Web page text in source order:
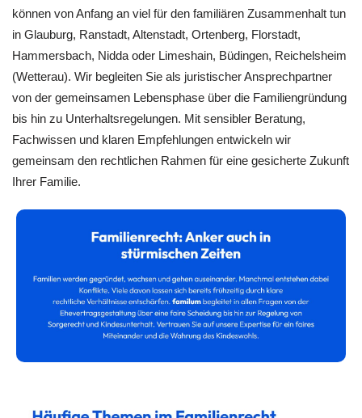
können von Anfang an viel für den familiären Zusammenhalt tun
in Glauburg, Ranstadt, Altenstadt, Ortenberg, Florstadt,
Hammersbach, Nidda oder Limeshain, Büdingen, Reichelsheim
(Wetterau). Wir begleiten Sie als juristischer Ansprechpartner
von der gemeinsamen Lebensphase über die Familiengründung
bis hin zu Unterhaltsregelungen. Mit sensibler Beratung,
Fachwissen und klaren Empfehlungen entwickeln wir
gemeinsam den rechtlichen Rahmen für eine gesicherte Zukunft
Ihrer Familie.